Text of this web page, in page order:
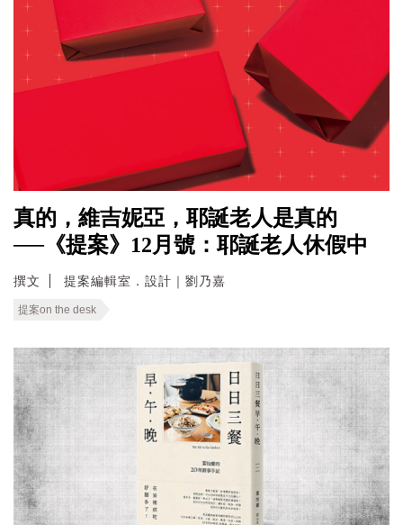
真的，維吉妮亞，耶誕老人是真的
──《提案》12月號：耶誕老人休假中
撰文 提案編輯室．設計｜劉乃嘉
提案on the desk